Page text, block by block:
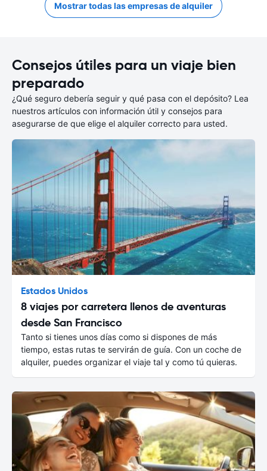
Mostrar todas las empresas de alquiler
Consejos útiles para un viaje bien
preparado
¿Qué seguro debería seguir y qué pasa con el depósito? Lea
nuestros artículos con información útil y consejos para
asegurarse de que elige el alquiler correcto para usted.
Estados Unidos
8 viajes por carretera llenos de aventuras
desde San Francisco
Tanto si tienes unos días como si dispones de más
tiempo, estas rutas te servirán de guía. Con un coche de
alquiler, puedes organizar el viaje tal y como tú quieras.